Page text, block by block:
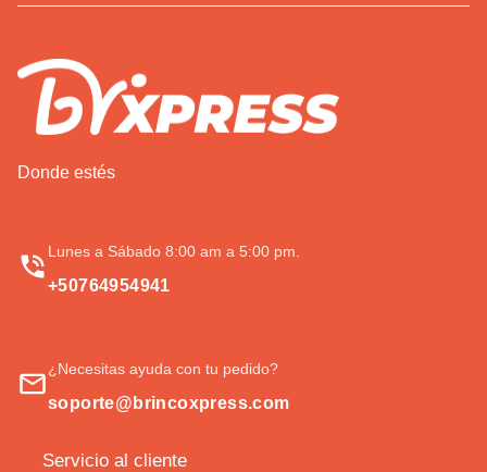
Donde estés
Lunes a Sábado 8:00 am a 5:00 pm.
+50764954941
¿Necesitas ayuda con tu pedido?
soporte@brincoxpress.com
Servicio al cliente